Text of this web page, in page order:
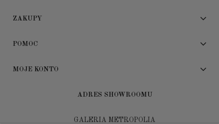
ZAKUPY
POMOC
MOJE KONTO
ADRES SHOWROOMU
GALERIA METROPOLIA